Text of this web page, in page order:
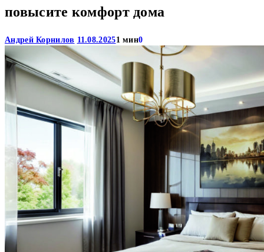
повысите комфорт дома
Андрей Корнилов 11.08.20251 мин0